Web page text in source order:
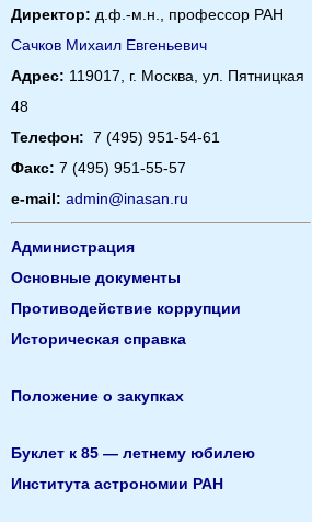
Директор: д.ф.-м.н., профессор РАН
Сачков Михаил Евгеньевич
Адрес: 119017, г. Москва, ул. Пятницкая
48
Телефон: 7 (495) 951-54-61
Факс: 7 (495) 951-55-57
e-mail: admin@inasan.ru
Администрация
Основные документы
Противодействие коррупции
Историческая справка
Положение о закупках
Буклет к 85 — летнему юбилею
Института астрономии РАН